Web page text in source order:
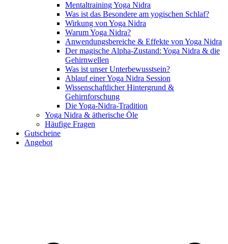
Mentaltraining Yoga Nidra
Was ist das Besondere am yogischen Schlaf?
Wirkung von Yoga Nidra
Warum Yoga Nidra?
Anwendungsbereiche & Effekte von Yoga Nidra
Der magische Alpha-Zustand: Yoga Nidra & die
Gehirnwellen
Was ist unser Unterbewusstsein?
Ablauf einer Yoga Nidra Session
Wissenschaftlicher Hintergrund &
Gehirnforschung
Die Yoga-Nidra-Tradition
Yoga Nidra & ätherische Öle
Häufige Fragen
Gutscheine
Angebot